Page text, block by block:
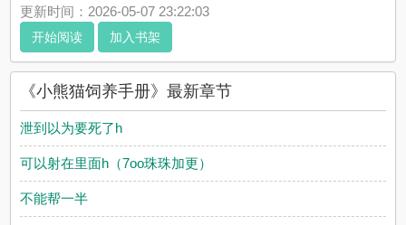
更新时间：2026-05-07 23:22:03
开始阅读 加入书架
《小熊猫饲养手册》最新章节
泄到以为要死了h
可以射在里面h（7oo珠珠加更）
不能帮一半